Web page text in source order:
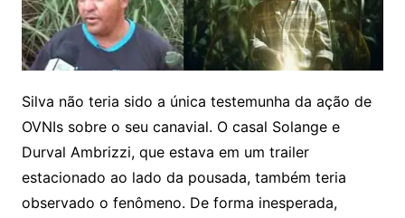
Silva não teria sido a única testemunha da ação de
OVNIs sobre o seu canavial. O casal Solange e
Durval Ambrizzi, que estava em um trailer
estacionado ao lado da pousada, também teria
observado o fenômeno. De forma inesperada,